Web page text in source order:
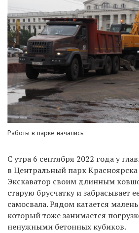
Работы в парке начались
С утра 6 сентября 2022 года у
в Центральный парк Красноярска
Экскаватор своим длинным
старую брусчатку и забрасывает
самосвала. Рядом катается
который тоже занимается
ненужными бетонных кубиков.